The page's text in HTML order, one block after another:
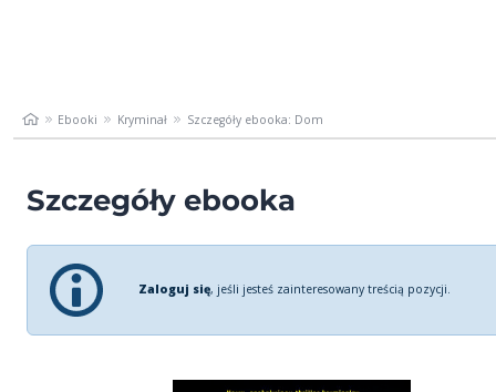
Ebooki Kryminał Szczegóły ebooka: Dom
Szczegóły ebooka
Zaloguj się, jeśli jesteś zainteresowany treścią pozycji.